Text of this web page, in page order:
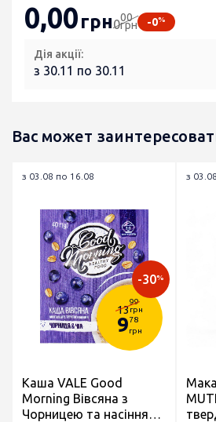
0,00грн000
грн -0%
Дія акції:
з 30.11 по 30.11
Вас может
з 03.08 по 16.08
13
99
грн
978
грн
-30%
Каша VALE Good
Morning Вівсяна з
Чорницею та насінням
з